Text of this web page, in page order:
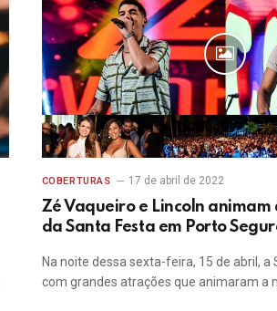
COBERTURAS 17 de abril de 2022
Zé Vaqueiro e Lincoln animam
da Santa Festa em Porto
Na noite dessa sexta-feira, 15 de abril, a
com grandes atrações que animaram a